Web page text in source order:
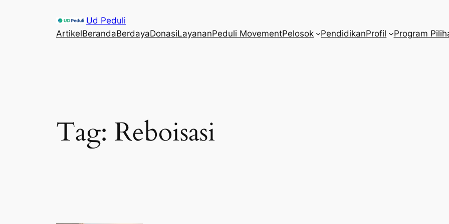
Ud Peduli
ArtikelBerandaBerdayaDonasiLayananPeduli MovementPelosok PendidikanProfil Program
Tag: Reboisasi